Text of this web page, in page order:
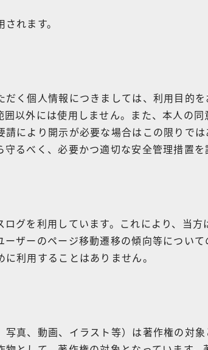
れます。
く個人情報につきましては、利用目的
以外には使用しません。また、本人の
により開示が必要な場合はこの限りで
るべく、必要かつ適切な安全管理措置を
グを利用しています。これにより、当
ザーのページ移動遷移の傾向等につい
利用することはありません。
真、動画、イラスト等）は著作権の対